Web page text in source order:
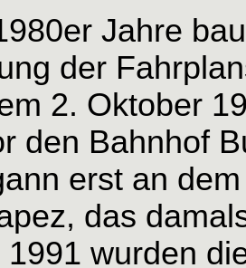
Jahre
der
2. Oktober
den Bahnhof
erst an
das
1991 wurden